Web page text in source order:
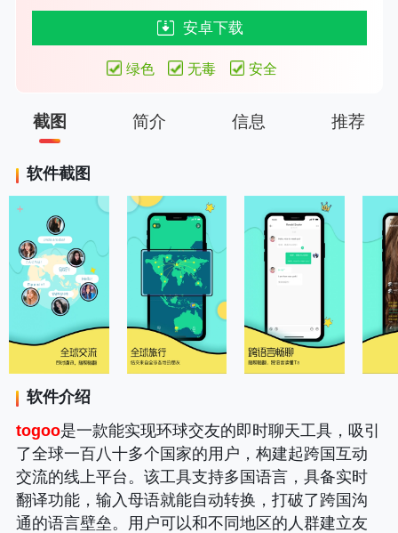
安卓下载
绿色 无毒 安全
截图 简介 信息 推荐
软件截图
软件介绍
togoo是一款能实现环球交友的即时聊天工具，吸引
了全球一百八十多个国家的用户，构建起跨国互动
交流的线上平台。该工具支持多国语言，具备实时
翻译功能，输入母语就能自动转换，打破了跨国沟
通的语言壁垒。用户可以和不同地区的人群建立友